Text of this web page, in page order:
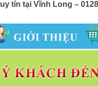
tín tại Vĩnh Long –